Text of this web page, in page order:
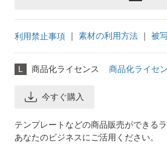
利用禁止事項 ｜ 素材の利用方法 ｜ 被
L 商品化ライセンス 商品化ライセ
今すぐ購入
テンプレートなどの商品販売ができるラ
あなたのビジネスにご活用ください。